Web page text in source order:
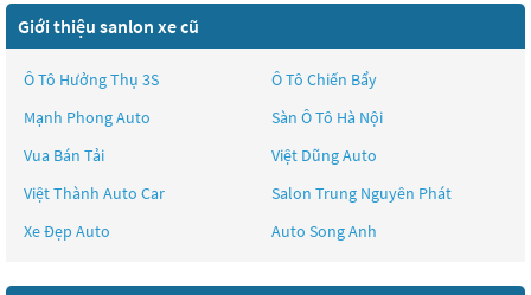
Giới thiệu sanlon xe cũ
Ô Tô Hưởng Thụ 3S
Ô Tô Chiến Bẩy
Mạnh Phong Auto
Sàn Ô Tô Hà Nội
Vua Bán Tải
Việt Dũng Auto
Việt Thành Auto Car
Salon Trung Nguyên Phát
Xe Đẹp Auto
Auto Song Anh